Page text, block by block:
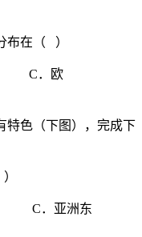
布在（ ）
C．欧
特色（下图），完成下
C．亚洲东